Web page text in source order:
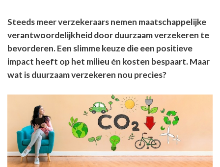
Steeds meer verzekeraars nemen maatschappelijke
verantwoordelijkheid door duurzaam verzekeren te
bevorderen. Een slimme keuze die een positieve
impact heeft op het milieu én kosten bespaart. Maar
wat is duurzaam verzekeren nou precies?